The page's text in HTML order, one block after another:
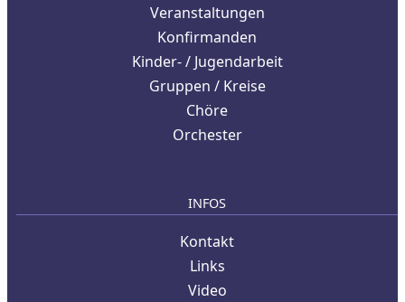
Veranstaltungen
Konfirmanden
Kinder- / Jugendarbeit
Gruppen / Kreise
Chöre
Orchester
INFOS
Kontakt
Links
Video